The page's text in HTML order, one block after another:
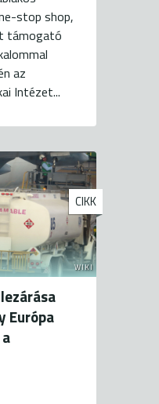
stop shop,
támogató
az
Intézet...
WIKI
CIKK
Európa